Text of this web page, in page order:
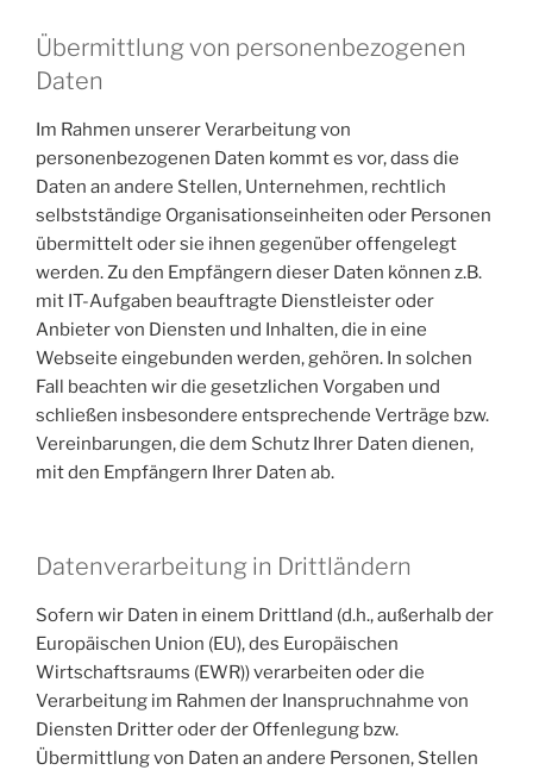
Übermittlung von personenbezogenen
Daten
Im Rahmen unserer Verarbeitung von
personenbezogenen Daten kommt es vor, dass die
Daten an andere Stellen, Unternehmen, rechtlich
selbstständige Organisationseinheiten oder Personen
übermittelt oder sie ihnen gegenüber offengelegt
werden. Zu den Empfängern dieser Daten können z.B.
mit IT-Aufgaben beauftragte Dienstleister oder
Anbieter von Diensten und Inhalten, die in eine
Webseite eingebunden werden, gehören. In solchen
Fall beachten wir die gesetzlichen Vorgaben und
schließen insbesondere entsprechende Verträge bzw.
Vereinbarungen, die dem Schutz Ihrer Daten dienen,
mit den Empfängern Ihrer Daten ab.
Datenverarbeitung in Drittländern
Sofern wir Daten in einem Drittland (d.h., außerhalb der
Europäischen Union (EU), des Europäischen
Wirtschaftsraums (EWR)) verarbeiten oder die
Verarbeitung im Rahmen der Inanspruchnahme von
Diensten Dritter oder der Offenlegung bzw.
Übermittlung von Daten an andere Personen, Stellen